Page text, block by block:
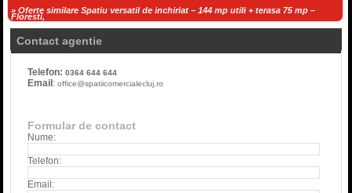
» Oferte similare Spatiu versatil de inchiriat – 144 mp utili + terasa 75 mp –
Floresti,
Contact agentie
Telefon:0364 644 644
Email :office@spatiicomercialecluj.ro
Formular de contact
Nume:
Telefon:
Email: